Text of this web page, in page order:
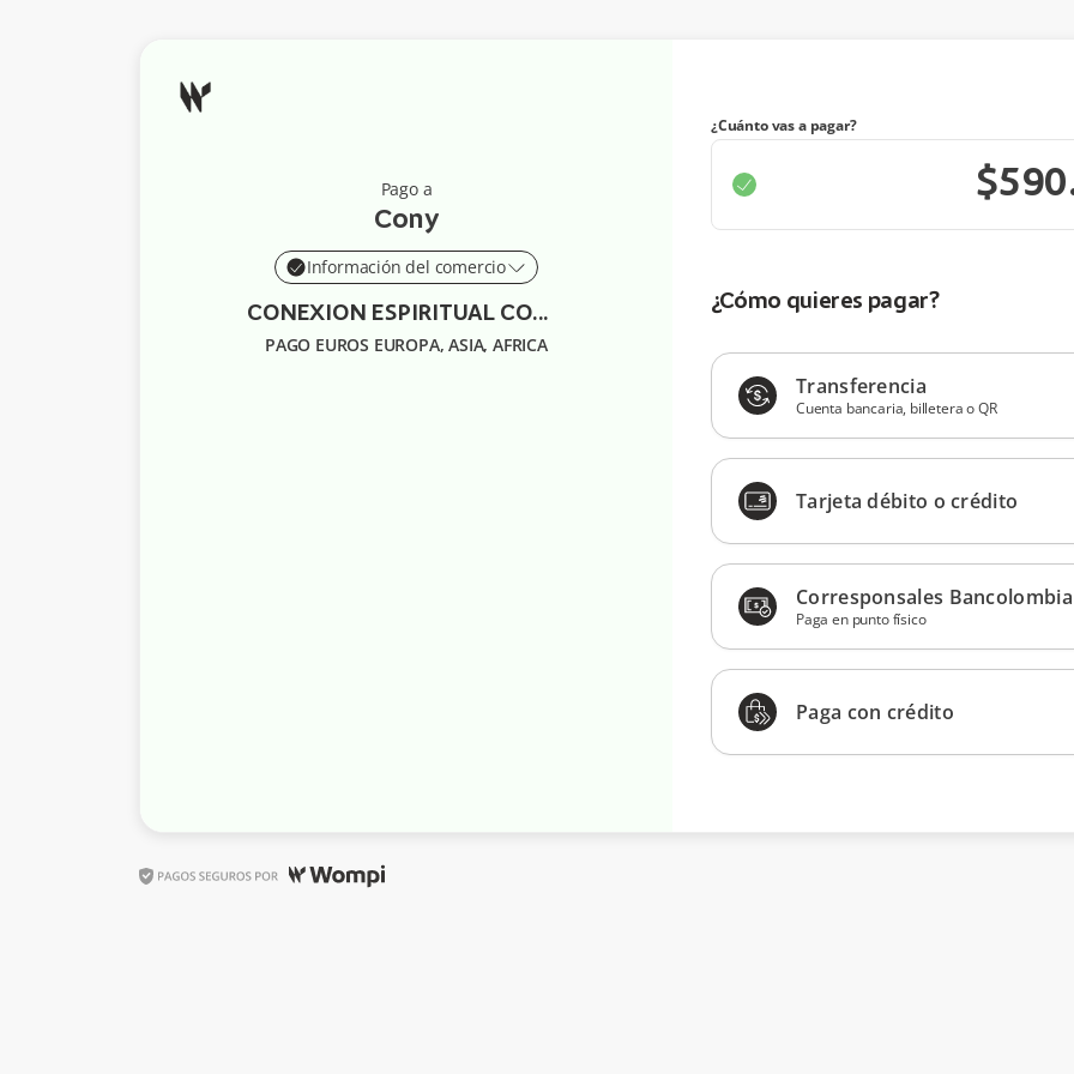
Pago a
Cony
Información del comercio
CONEXION ESPIRITUAL CON DELFINES
PAGO EUROS EUROPA, ASIA, AFRICA
¿Cuánto vas a pagar?
¿Cómo quieres pagar?
Transferencia
Cuenta bancaria, billetera o QR
Tarjeta débito o crédito
Corresponsales Bancolombia
Paga en punto físico
Paga con crédito